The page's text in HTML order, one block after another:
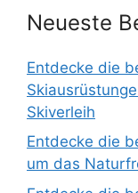
Neueste
Entdecke die
Skiverleih
Entdecke die
um das